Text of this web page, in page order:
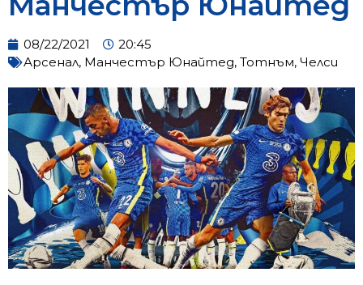
08/22/2021
20:45
Арсенал, Манчестър Юнайтед, Тотнъм, Челси